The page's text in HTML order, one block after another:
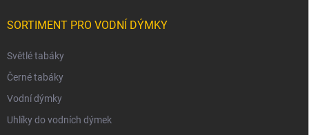
SORTIMENT PRO VODNÍ DÝMKY
Světlé tabáky
Černé tabáky
Vodní dýmky
Uhlíky do vodních dýmek